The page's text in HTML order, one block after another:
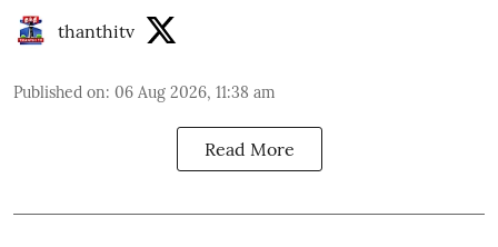
thanthitv
Published on: 06 Aug 2026, 11:38 am
Read More